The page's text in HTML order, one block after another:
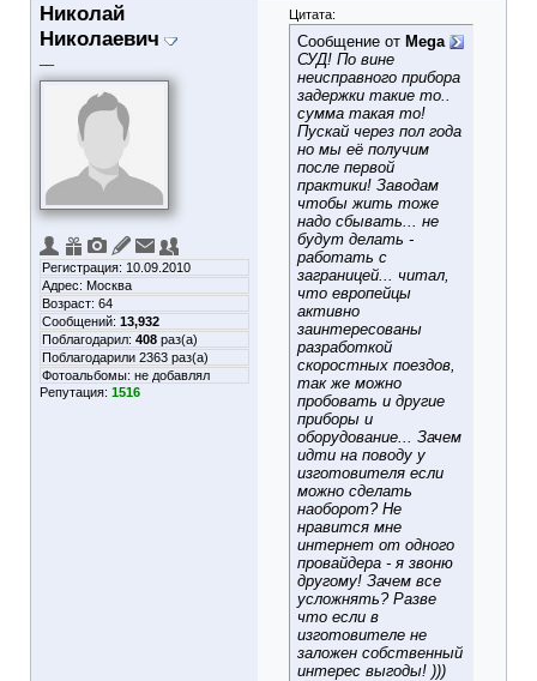
Николай
Николаевич
Регистрация: 10.09.2010
Адрес: Москва
Возраст: 64
Сообщений: 13,932
Поблагодарил: 408 раз(а)
Поблагодарили 2363 раз(а)
Фотоальбомы: не добавлял
Репутация: 1516
Цитата:
Сообщение от Mega
СУД! По вине
неисправного прибора
задержки такие то..
сумма такая то!
Пускай через пол года
но мы её получим
после первой
практики! Заводам
чтобы жить тоже
надо сбывать... не
будут делать -
работать с
заграницей... читал,
что европейцы
активно
заинтересованы
разработкой
скоростных поездов,
так же можно
пробовать и другие
приборы и
оборудование... Зачем
идти на поводу у
изготовителя если
можно сделать
наоборот? Не
нравится мне
интернет от одного
провайдера - я звоню
другому! Зачем все
усложнять? Разве
что если в
изготовителе не
заложен собственный
интерес выгоды! )))